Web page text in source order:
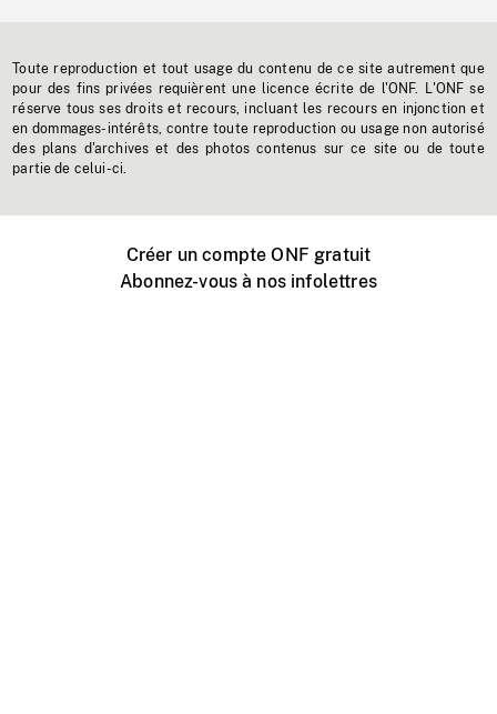
Toute reproduction et tout usage du contenu de ce site autrement que
pour des fins privées requièrent une licence écrite de l'ONF. L'ONF se
réserve tous ses droits et recours, incluant les recours en injonction et
en dommages-intérêts, contre toute reproduction ou usage non autorisé
des plans d'archives et des photos contenus sur ce site ou de toute
partie de celui-ci.
Créer un compte ONF gratuit
Abonnez-vous à nos infolettres